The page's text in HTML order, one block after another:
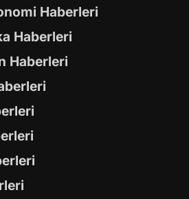
Haberleri
Haberleri
Haberleri